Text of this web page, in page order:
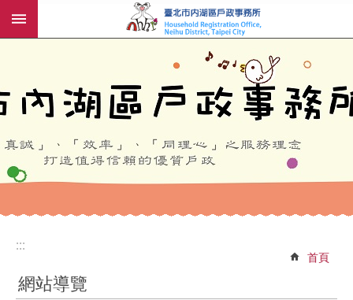
跳到主要內容區塊
:::
:::
首頁
網站導覽